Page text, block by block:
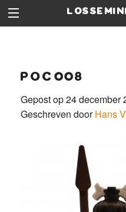
poc008
Gepost op 24 december
Geschreven doorHans